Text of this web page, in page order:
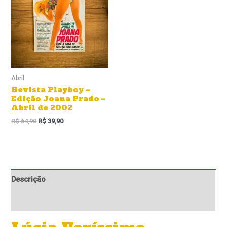
Abril
Revista Playboy –
Edição Joana Prado –
Abril de 2002
R$64,90
R$ 64,90.
R$ 39,90
R$ 39,90.
Descrição